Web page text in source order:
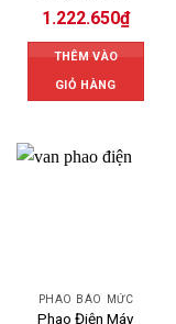
1.222.650₫
THÊM VÀO
GIỎ HÀNG
PHAO BÁO MỨC
Phao Điện Máy